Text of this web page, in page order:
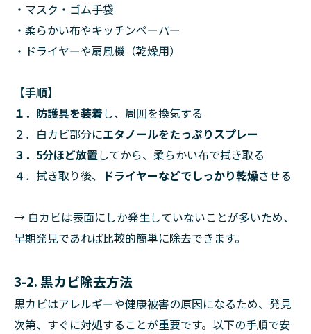
・マスク・ゴム手袋
・柔らかい布やキッチンペーパー
・ドライヤーや扇風機（乾燥用）
【手順】
１．防護具を装着し、周囲を換気する
２．白カビ部分にエタノールをたっぷりスプレー
３．5分ほど放置してから、柔らかい布で拭き取る
４．拭き取り後、 ドライヤーなどでしっかり乾燥させる
→ 白カビは表面にしか発生していないことが多いため、
早期発見であれば比較的簡単に除去できます。
3-2. 黒カビ除去方法
黒カビはアレルギーや健康被害の原因になるため、発見
次第、すぐに対処することが重要です。以下の手順で安